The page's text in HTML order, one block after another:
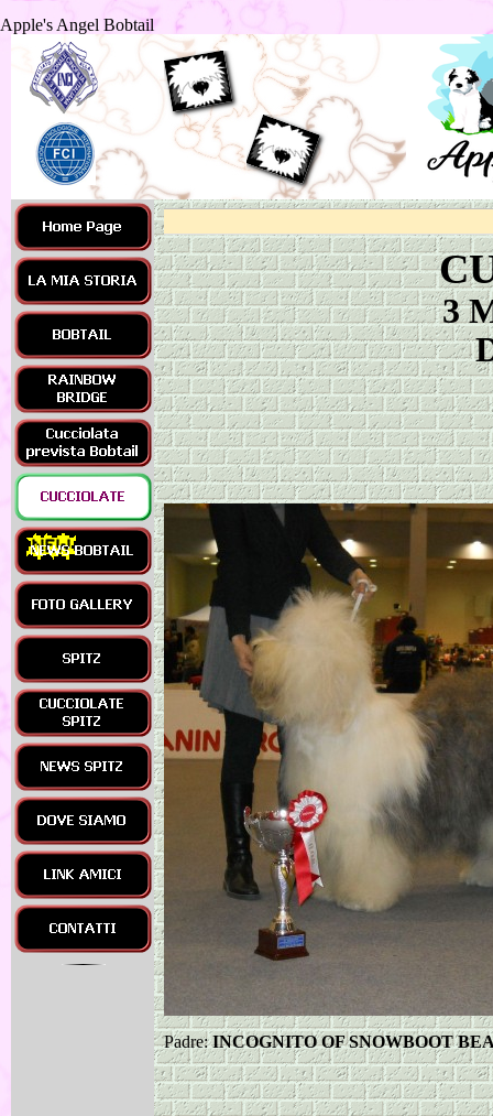
Apple's Angel Bobtail
3
Padre:INCOGNITO OF SNOWBOOT